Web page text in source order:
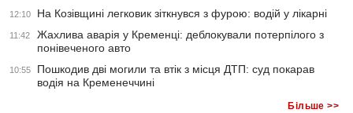
12:10 На Козівщині легковик зіткнувся з фурою: водій у лікарні
11:42
Жахлива аварія у Кременці: деблокували потерпілого з
понівеченого авто
10:55
Пошкодив дві могили та втік з місця ДТП: суд покарав
водія на Кременеччині
Більше >>